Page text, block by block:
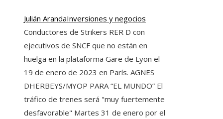
Julián ArandaInversiones y negocios
Conductores de Strikers RER D con
ejecutivos de SNCF que no están en
huelga en la plataforma Gare de Lyon el
19 de enero de 2023 en París. AGNES
DHERBEYS/MYOP PARA “EL MUNDO” El
tráfico de trenes será "muy fuertemente
desfavorable" Martes 31 de enero por el